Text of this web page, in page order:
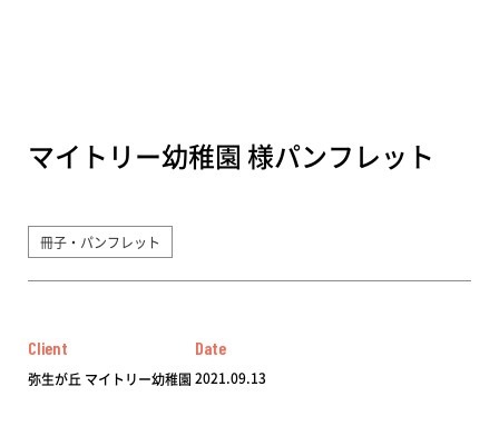
マイトリー幼稚園 様パンフレット
冊子・パンフレット
Client
弥生が丘 マイトリー幼稚園
Date
2021.09.13